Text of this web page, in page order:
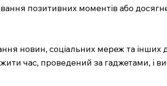
позитивних моментів або
новин, соціальних мереж та інших
час, проведений за гаджетами, і